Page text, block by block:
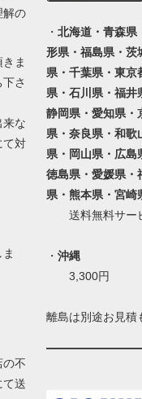
解の
ま
さ
来な
て対
の不
て送
・北海道・青森県
形県・福島県・茨
県・千葉県・東京
県・石川県・福井
静岡県・愛知県・
県・奈良県・和歌
県・岡山県・広島
徳島県・愛媛県・
県・熊本県・宮崎
送料無料サー
・沖縄
3,300円
離島は別途お見積